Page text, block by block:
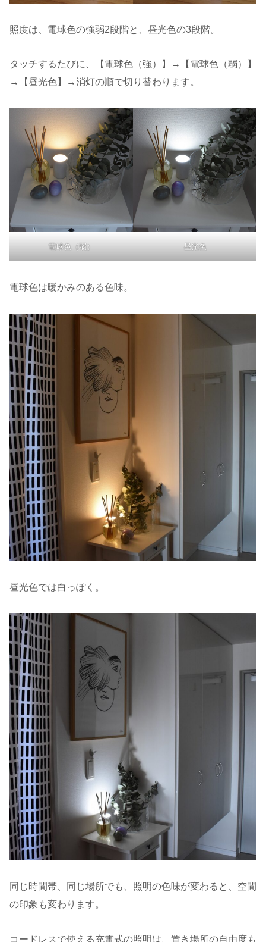
照度は、電球色の強弱2段階と、昼光色の3段階。
タッチするたびに、【電球色（強）】→【電球色（弱）】
→【昼光色】→消灯の順で切り替わります。
電球色（弱） 昼光色
電球色は暖かみのある色味。
昼光色では白っぽく。
同じ時間帯、同じ場所でも、照明の色味が変わると、空間
の印象も変わります。
コードレスで使える充電式の照明は、置き場所の自由度も